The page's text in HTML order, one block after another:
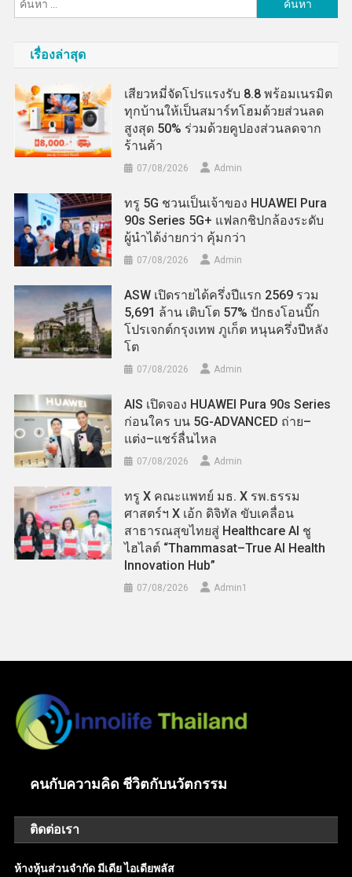
สำหรับ:
เรื่องล่าสุด
เสียวหมี่จัดโปรแรงรับ 8.8 พร้อมเนรมิต
ทุกบ้านให้เป็นสมาร์ทโฮมด้วยส่วนลด
สูงสุด 50% ร่วมด้วยคูปองส่วนลดจาก
ร้านค้า
07/08/2026 Admin
ทรู 5G ชวนเป็นเจ้าของ HUAWEI Pura
90s Series 5G+ แฟลกชิปกล้องระดับ
ผู้นำได้ง่ายกว่า คุ้มกว่า
07/08/2026 Admin
ASW เปิดรายได้ครึ่งปีแรก 2569 รวม
5,691 ล้าน เติบโต 57% ปักธงโอนบิ๊ก
โปรเจกต์กรุงเทพ ภูเก็ต หนุนครึ่งปีหลัง
โต
07/08/2026 Admin
AIS เปิดจอง HUAWEI Pura 90s Series
ก่อนใคร บน 5G-ADVANCED ถ่าย–
แต่ง–แชร์ลื่นไหล
07/08/2026 Admin
ทรู X คณะแพทย์ มธ. X รพ.ธรรม
ศาสตร์ฯ X เอ้ก ดิจิทัล ขับเคลื่อน
สาธารณสุขไทยสู่ Healthcare AI ชู
ไฮไลต์ “Thammasat–True AI Health
Innovation Hub”
07/08/2026 Admin​1
คนกับความคิด ชีวิตกับนวัตกรรม
ติดต่อเรา
ห้างหุ้นส่วนจำกัด มีเดีย ไอเดียพลัส